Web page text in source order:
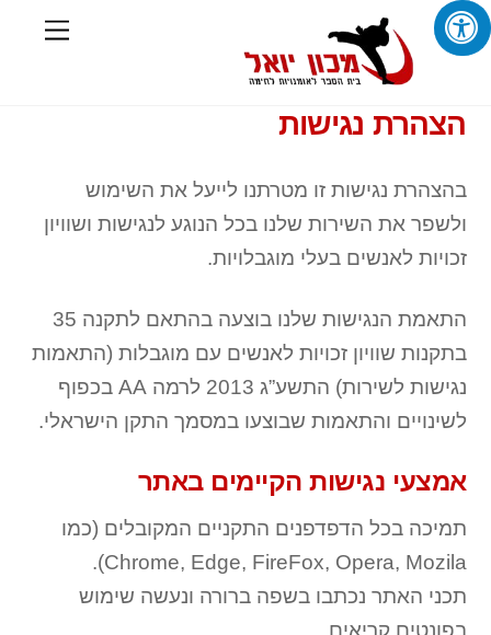
Skip
to
הצהרת נגישות
בהצהרת נגישות זו מטרתנו לייעל את השימוש
ולשפר את השירות שלנו בכל הנוגע לנגישות ושוויון
זכויות לאנשים בעלי מוגבלויות.
התאמת הנגישות שלנו בוצעה בהתאם לתקנה 35
בתקנות שוויון זכויות לאנשים עם מוגבלות (התאמות
נגישות לשירות) התשע”ג 2013 לרמה AA בכפוף
לשינויים והתאמות שבוצעו במסמך התקן הישראלי.
אמצעי נגישות הקיימים באתר
תמיכה בכל הדפדפנים התקניים המקובלים (כמו
Chrome, Edge, FireFox, Opera, Mozila).
תכני האתר נכתבו בשפה ברורה ונעשה שימוש